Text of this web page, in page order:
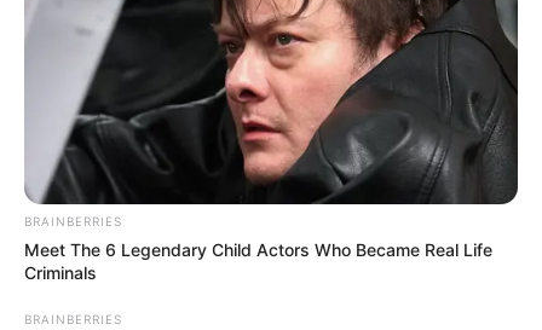
BRAINBERRIES
Meet The 6 Legendary Child Actors Who Became Real Life
Criminals
BRAINBERRIES